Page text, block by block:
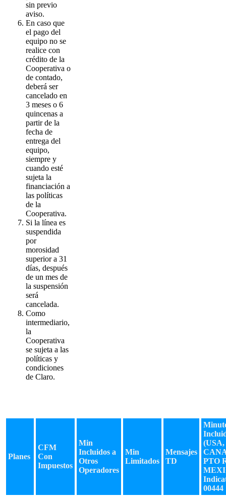
sin previo
aviso.
En caso que
el pago del
equipo no se
realice con
crédito de la
Cooperativa o
de contado,
deberá ser
cancelado en
3 meses o 6
quincenas a
partir de la
fecha de
entrega del
equipo,
siempre y
cuando esté
sujeta la
financiación a
las políticas
de la
Cooperativa.
Si la línea es
suspendida
por
morosidad
superior a 31
días, después
de un mes de
la suspensión
será
cancelada.
Como
intermediario,
la
Cooperativa
se sujeta a las
políticas y
condiciones
de Claro.
Planes
CFM
Con
Impuestos
Min
Incluidos a
Otros
Operadores
Min
Limitados
Mensajes
TD
(USA,
PTO
00444